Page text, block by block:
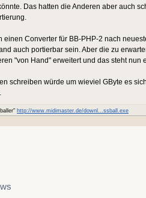
Das hatten die Anderen aber auch
einen Converter für BB-PHP-2 nach
auch portierbar sein. Aber die zu
"von Hand" erweitert und das steht nun
schreiben würde um wieviel GByte es
http://www.midimaster.de/downl...ssball.exe